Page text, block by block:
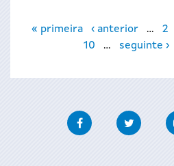
Páxinas
« primeira ‹ anterior … 2
10
… seguinte ›
Facebook